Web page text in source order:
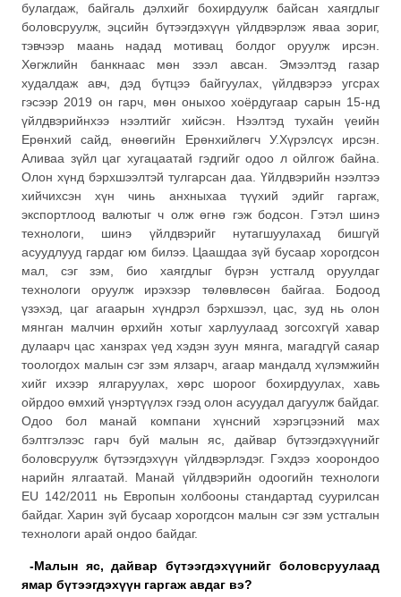
булагдаж, байгаль дэлхийг бохирдуулж байсан хаягдлыг
боловсруулж, эцсийн бүтээгдэхүүн үйлдвэрлэж яваа зориг,
тэвчээр маань надад мотивац болдог оруулж ирсэн.
Хөгжлийн банкнаас мөн зээл авсан. Эмээлтэд газар
худалдаж авч, дэд бүтцээ байгуулах, үйлдвэрээ угсрах
гэсээр 2019 он гарч, мөн оныхоо хоёрдугаар сарын 15-нд
үйлдвэрийнхээ нээлтийг хийсэн. Нээлтэд тухайн үеийн
Ерөнхий сайд, өнөөгийн Ерөнхийлөгч У.Хүрэлсүх ирсэн.
Аливаа зүйл цаг хугацаатай гэдгийг одоо л ойлгож байна.
Олон хүнд бэрхшээлтэй тулгарсан даа. Үйлдвэрийн нээлтээ
хийчихсэн хүн чинь анхныхаа түүхий эдийг гаргаж,
экспортлоод валютыг ч олж өгнө гэж бодсон. Гэтэл шинэ
технологи, шинэ үйлдвэрийг нутагшуулахад бишгүй
асуудлууд гардаг юм билээ. Цаашдаа зүй бусаар хорогдсон
мал, сэг зэм, био хаягдлыг бүрэн устгалд оруулдаг
технологи оруулж ирэхээр төлөвлөсөн байгаа. Бодоод
үзэхэд, цаг агаарын хүндрэл бэрхшээл, цас, зуд нь олон
мянган малчин өрхийн хотыг харлуулаад зогсохгүй хавар
дулаарч цас ханзрах үед хэдэн зуун мянга, магадгүй саяар
тоологдох малын сэг зэм ялзарч, агаар мандалд хүлэмжийн
хийг ихээр ялгаруулах, хөрс шороог бохирдуулах, хавь
ойрдоо өмхий үнэртүүлэх гээд олон асуудал дагуулж байдаг.
Одоо бол манай компани хүнсний хэрэгцээний мах
бэлтгэлээс гарч буй малын яс, дайвар бүтээгдэхүүнийг
боловсруулж бүтээгдэхүүн үйлдвэрлэдэг. Гэхдээ хоорондоо
нарийн ялгаатай. Манай үйлдвэрийн одоогийн технологи
EU 142/2011 нь Европын холбооны стандартад суурилсан
байдаг. Харин зүй бусаар хорогдсон малын сэг зэм устгалын
технологи арай ондоо байдаг.
-Малын яс, дайвар бүтээгдэхүүнийг боловсруулаад
ямар бүтээгдэхүүн гаргаж авдаг вэ?